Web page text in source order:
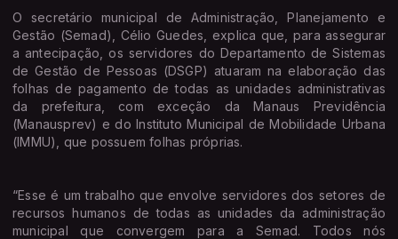
O secretário municipal de Administração, Planejamento e
Gestão (Semad), Célio Guedes, explica que, para assegurar
a antecipação, os servidores do Departamento de Sistemas
de Gestão de Pessoas (DSGP) atuaram na elaboração das
folhas de pagamento de todas as unidades administrativas
da prefeitura, com exceção da Manaus Previdência
(Manausprev) e do Instituto Municipal de Mobilidade Urbana
(IMMU), que possuem folhas próprias.
“Esse é um trabalho que envolve servidores dos setores de
recursos humanos de todas as unidades da administração
municipal que convergem para a Semad. Todos nós